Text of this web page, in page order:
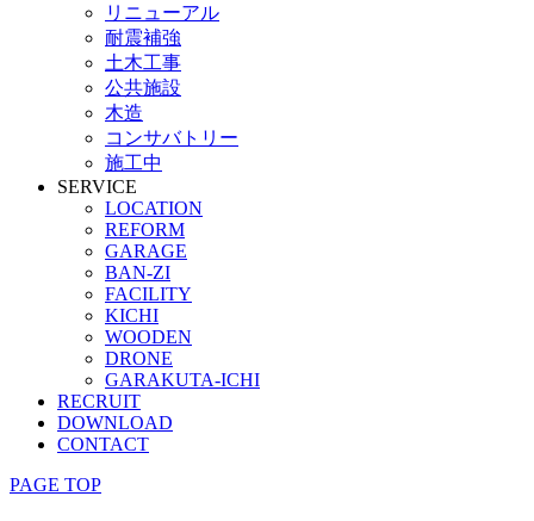
リニューアル
耐震補強
土木工事
公共施設
木造
コンサバトリー
施工中
SERVICE
LOCATION
REFORM
GARAGE
BAN-ZI
FACILITY
KICHI
WOODEN
DRONE
GARAKUTA-ICHI
RECRUIT
DOWNLOAD
CONTACT
PAGE TOP